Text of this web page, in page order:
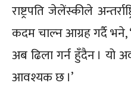
राष्ट्रपति जेलेंस्कीले
कदम चाल्न आग्रह गर्दै भने,
अब ढिला गर्न हुँदैन । यो
आवश्यक छ ।’